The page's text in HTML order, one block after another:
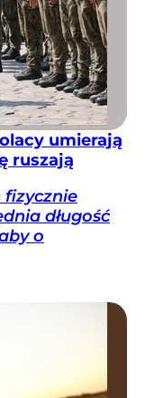
umierają
ruszają
fizycznie
długość
o